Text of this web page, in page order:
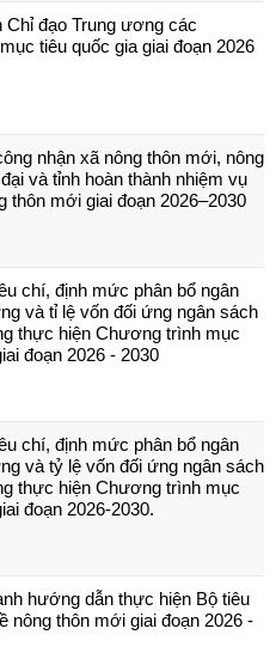
Chỉ đạo Trung ương các
tiêu quốc gia giai đoạn 2026
nhận xã nông thôn mới, nông
và tỉnh hoàn thành nhiệm vụ
thôn mới giai đoạn 2026–2030
chí, định mức phân bổ ngân
và tỉ lệ vốn đối ứng ngân sách
thực hiện Chương trình mục
đoạn 2026 - 2030
chí, định mức phân bổ ngân
và tỷ lệ vốn đối ứng ngân sách
thực hiện Chương trình mục
đoạn 2026-2030.
hướng dẫn thực hiện Bộ tiêu
nông thôn mới giai đoạn 2026 -